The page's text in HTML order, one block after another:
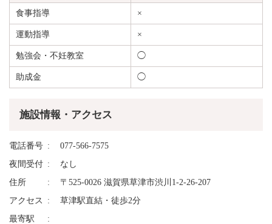
食事指導
×
運動指導 ×
勉強会・不妊教室 ◯
助成金 ◯
施設情報・アクセス
電話番号
077-566-7575
夜間受付
なし
住所
〒525-0026 滋賀県草津市渋川1-2-26-207
アクセス
草津駅直結・徒歩2分
最寄駅